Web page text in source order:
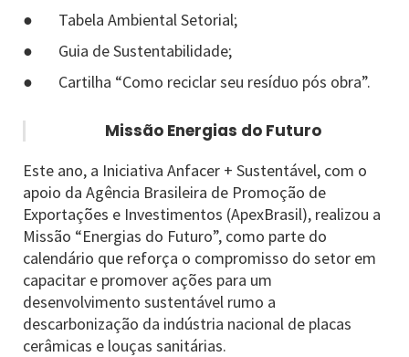
● Tabela Ambiental Setorial;​
● Guia de Sustentabilidade;
● Cartilha “Como reciclar seu resíduo pós obra”.
Missão Energias do Futuro
Este ano, a Iniciativa Anfacer + Sustentável, com o
apoio da Agência Brasileira de Promoção de
Exportações e Investimentos (ApexBrasil), realizou a
Missão “Energias do Futuro”, como parte do
calendário que reforça o compromisso do setor em
capacitar e promover ações para um
desenvolvimento sustentável rumo a
descarbonização da indústria nacional de placas
cerâmicas e louças sanitárias.